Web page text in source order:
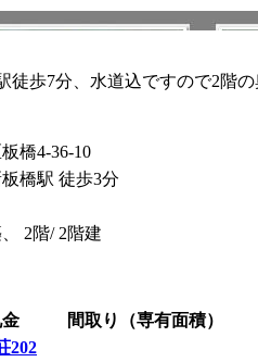
徒歩7分、水道込ですので2階
橋4-36-10
橋駅 徒歩3分
2階/ 2階建
間取り（専有面積）
202